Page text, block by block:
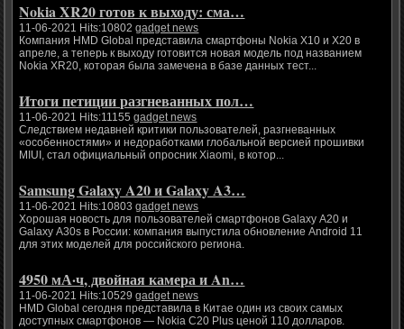
Nokia XR20 готов к выходу: сма…
11-06-2021 Hits:10802gadget news
Компания HMD Global представила смартфоны Nokia X10 и X20 в
апреле, а теперь к выходу готовится новая модель под названием
Nokia XR20, которая была замечена в базе данных тест...
Итоги петиции разгневанных пол…
11-06-2021 Hits:11155gadget news
Следствием недавней критики пользователей, разгневанных
«особенностями» и недоработками глобальной версией прошивки
MIUI, стал официальный опросник Xiaomi, в котор...
Samsung Galaxy A20 и Galaxy A3…
11-06-2021 Hits:10803gadget news
Хорошая новость для пользователей смартфонов Galaxy A20 и
Galaxy A30s в России: компания выпустила обновление Android 11
для этих моделей для российского региона.
4950 мА·ч, двойная камера и An…
11-06-2021 Hits:10529gadget news
HMD Global сегодня представила в Китае один из своих самых
доступных смартфонов — Nokia C20 Plus ценой 110 долларов.